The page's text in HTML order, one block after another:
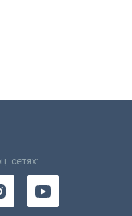
сетях: